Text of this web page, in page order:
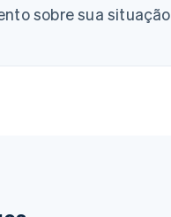
sobre sua situação